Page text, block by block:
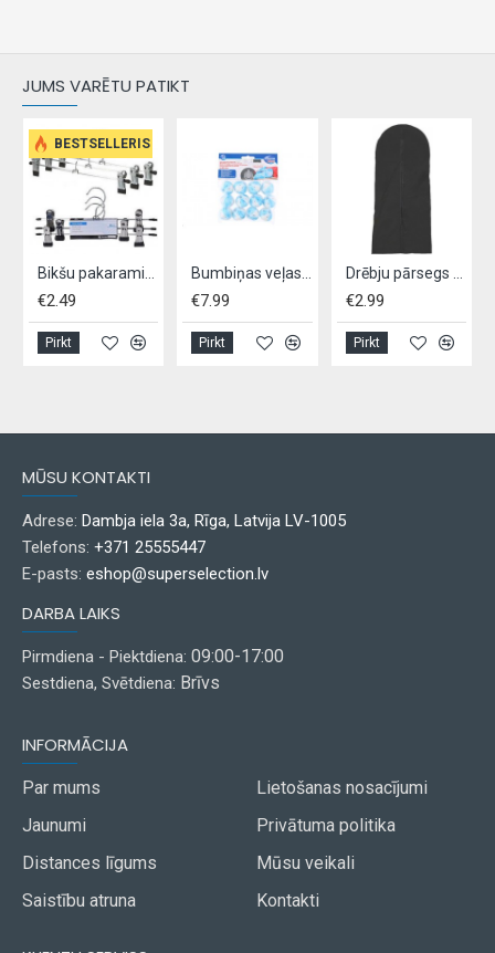
JUMS VARĒTU PATIKT
BESTSELLERIS
€2.49
Pirkt
€7.99
Pirkt
€2.99
Pirkt
MŪSU KONTAKTI
Adrese: Dambja iela 3a, Rīga, Latvija LV-1005
Telefons: +371 25555447
E-pasts: eshop@superselection.lv
DARBA LAIKS
Pirmdiena - Piektdiena: 09:00-17:00
Sestdiena, Svētdiena: Brīvs
INFORMĀCIJA
Par mums
Jaunumi
Distances līgums
Saistību atruna
Lietošanas nosacījumi
Privātuma politika
Mūsu veikali
Kontakti